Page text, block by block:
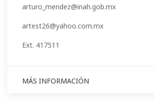
arturo_mendez@inah.gob.mx
artest26@yahoo.com.mx
Ext. 417511
MÁS INFORMACIÓN